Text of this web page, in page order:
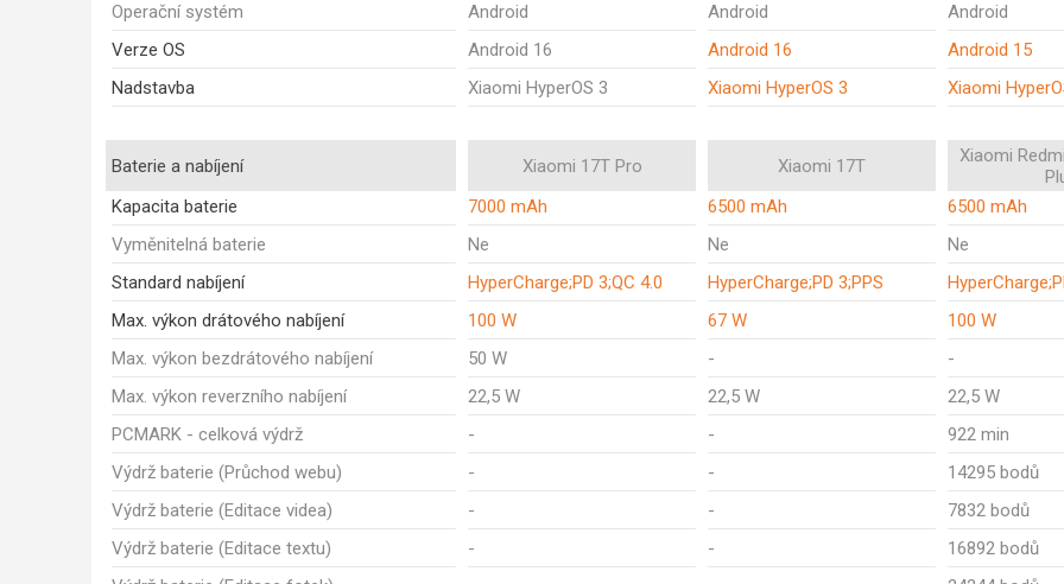
Operační systém
Android Android
Android
Verze OS
Android 16 Android 16
Android 15
Nadstavba
Xiaomi HyperOS 3 Xiaomi HyperOS 3 Xiaomi
Baterie a nabíjení Xiaomi 17T Pro Xiaomi 17T
Xiaomi
Kapacita baterie
7000 mAh 6500 mAh
6500 mAh
Vyměnitelná baterie
Ne Ne
Ne
Standard nabíjení
HyperCharge;PD 3;QC 4.0 HyperCharge;PD 3;PPS
Max. výkon drátového nabíjení
100 W 67 W
100 W
Max. výkon bezdrátového nabíjení
50 W -
-
Max. výkon reverzního nabíjení
22,5 W 22,5 W
22,5 W
PCMARK - celková výdrž
- -
922 min
Výdrž baterie (Průchod webu)
- -
14295 bodů
Výdrž baterie (Editace videa)
- -
7832 bodů
Výdrž baterie (Editace textu)
- -
16892 bodů